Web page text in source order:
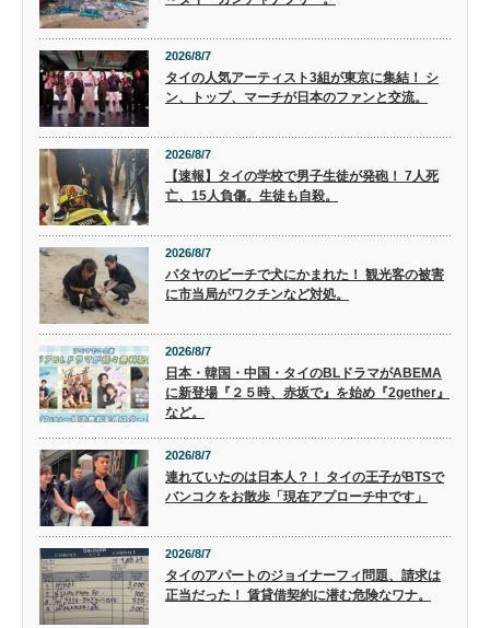
2026/8/7
タイの人気アーティスト3組が東京に集結！ シ
ン、トップ、マーチが日本のファンと交流。
2026/8/7
【速報】タイの学校で男子生徒が発砲！ 7人死
亡、15人負傷。生徒も自殺。
2026/8/7
パタヤのビーチで犬にかまれた！ 観光客の被害
に市当局がワクチンなど対処。
2026/8/7
日本・韓国・中国・タイのBLドラマがABEMA
に新登場『２５時、赤坂で』を始め『2gether』
など。
2026/8/7
連れていたのは日本人？！ タイの王子がBTSで
バンコクをお散歩「現在アプローチ中です」
2026/8/7
タイのアパートのジョイナーフィ問題、請求は
正当だった！ 賃貸借契約に潜む危険なワナ。